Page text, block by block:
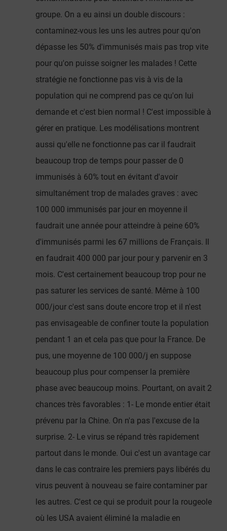
groupe. On a eu ainsi un double discours :
contaminez-vous les uns les autres pour qu'on
dépasse les 50% d'immunisés mais pas trop vite
pour qu'on puisse soigner les malades ! Cette
stratégie ne fonctionne pas vis à vis de la
population qui ne comprend pas ce qu'on lui
demande et c'est bien normal ! C'est impossible à
gérer en pratique. Les modélisations montrent
aussi qu'elle ne fonctionne pas car il faudrait
beaucoup trop de temps pour passer de 0
immunisés à 60% tout en évitant d'avoir
simultanément trop de malades graves : avec
100 000 immunisés par jour en moyenne il
faudrait une année pour atteindre à peine 60%
d'immunisés parmi les 67 millions de Français. Il
en faudrait 400 000 par jour pour y parvenir en 3
mois. C'est certainement beaucoup trop pour ne
pas saturer les services de santé. Même à 100
000/jour c'est sans doute encore trop et il n'est
pas envisageable de confiner toute la population
pendant 1 an et cela pas que pour la France. De
pus, une moyenne de 100 000/j en suppose
beaucoup plus pour compenser la première
phase avec beaucoup moins. Pourtant, on avait 2
chances très favorables : 1- Le monde entier était
prévenu par la Chine. On n'a pas l'excuse de la
surprise. 2- Le virus se répand très rapidement
partout dans le monde. Oui c'est un avantage car
dans le cas contraire les premiers pays libérés du
virus peuvent à nouveau se faire contaminer par
les autres. C'est ce qui se produit pour la rougeole
où les USA avaient éliminé la maladie en